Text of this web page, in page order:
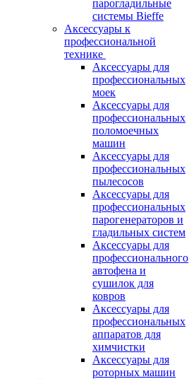
парогладильные
системы Bieffe
Аксессуары к
профессиональной
технике
Аксессуары для
профессиональных
моек
Аксессуары для
профессиональных
поломоечных
машин
Аксессуары для
профессиональных
пылесосов
Аксессуары для
профессиональных
парогенераторов и
гладильных систем
Аксессуары для
профессионального
автофена и
сушилок для
ковров
Аксессуары для
профессиональных
аппаратов для
химчистки
Аксессуары для
роторных машин